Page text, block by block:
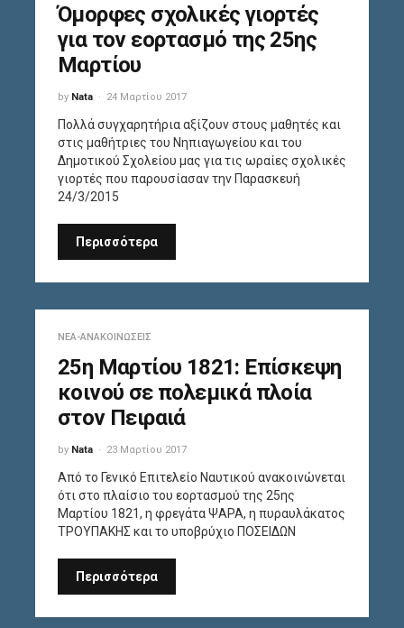
Όμορφες σχολικές γιορτές
για τον εορτασμό της 25ης
Μαρτίου
by Nata 24 Μαρτίου 2017
Πολλά συγχαρητήρια αξίζουν στους μαθητές και
στις μαθήτριες του Νηπιαγωγείου και του
Δημοτικού Σχολείου μας για τις ωραίες σχολικές
γιορτές που παρουσίασαν την Παρασκευή
24/3/2015
Περισσότερα
ΝΈΑ-ΑΝΑΚΟΙΝΏΣΕΙΣ
25η Μαρτίου 1821: Επίσκεψη
κοινού σε πολεμικά πλοία
στον Πειραιά
by Nata 23 Μαρτίου 2017
Από το Γενικό Επιτελείο Ναυτικού ανακοινώνεται
ότι στο πλαίσιο του εορτασμού της 25ης
Μαρτίου 1821, η φρεγάτα ΨΑΡΑ, η πυραυλάκατος
ΤΡΟΥΠΑΚΗΣ και το υποβρύχιο ΠΟΣΕΙΔΩΝ
Περισσότερα